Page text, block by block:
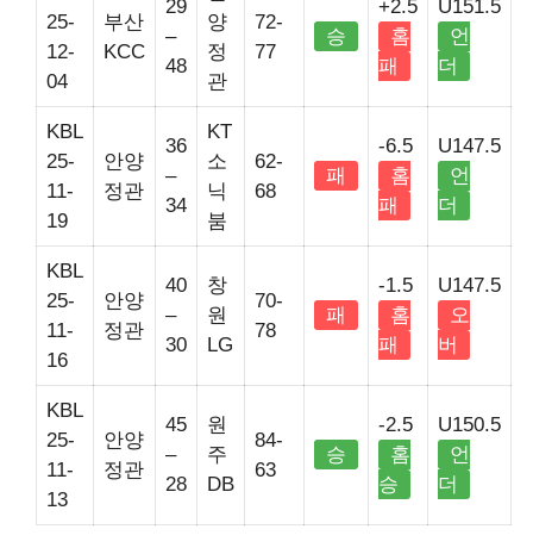
25-
12-
04
부산
KCC
29
–
48
양
정
관
72-
77
승
+2.5
홈
패
U151.5
언
더
KBL
25-
11-
19
안양
정관
36
–
34
KT
소
닉
붐
62-
68
패
-6.5
홈
패
U147.5
언
더
KBL
25-
11-
16
안양
정관
40
–
30
창
원
LG
70-
78
패
-1.5
홈
패
U147.5
오
버
KBL
25-
11-
13
안양
정관
45
–
28
원
주
DB
84-
63
승
-2.5
홈
승
U150.5
언
더